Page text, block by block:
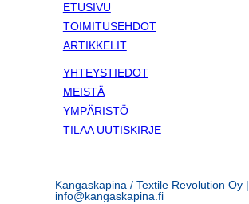
ETUSIVU
TOIMITUSEHDOT
ARTIKKELIT
YHTEYSTIEDOT
MEISTÄ
YMPÄRISTÖ
TILAA UUTISKIRJE
Kangaskapina / Textile Revolution Oy |
info@kangaskapina.fi